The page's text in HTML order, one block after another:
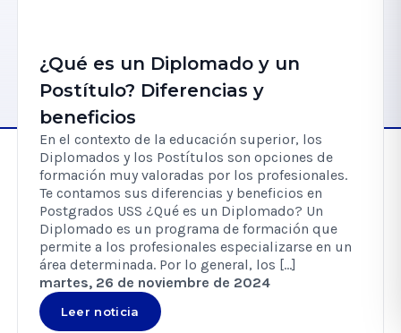
¿Qué es un Diplomado y un
Postítulo? Diferencias y
beneficios
En el contexto de la educación superior, los
Diplomados y los Postítulos son opciones de
formación muy valoradas por los profesionales.
Te contamos sus diferencias y beneficios en
Postgrados USS ¿Qué es un Diplomado? Un
Diplomado es un programa de formación que
permite a los profesionales especializarse en un
área determinada. Por lo general, los […]
martes, 26 de noviembre de 2024
Leer noticia